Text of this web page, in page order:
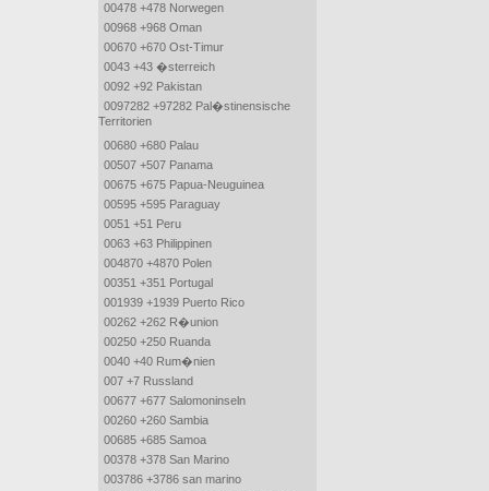
00478 +478 Norwegen
00968 +968 Oman
00670 +670 Ost-Timur
0043 +43 �sterreich
0092 +92 Pakistan
0097282 +97282 Pal�stinensische
Territorien
00680 +680 Palau
00507 +507 Panama
00675 +675 Papua-Neuguinea
00595 +595 Paraguay
0051 +51 Peru
0063 +63 Philippinen
004870 +4870 Polen
00351 +351 Portugal
001939 +1939 Puerto Rico
00262 +262 R�union
00250 +250 Ruanda
0040 +40 Rum�nien
007 +7 Russland
00677 +677 Salomoninseln
00260 +260 Sambia
00685 +685 Samoa
00378 +378 San Marino
003786 +3786 san marino